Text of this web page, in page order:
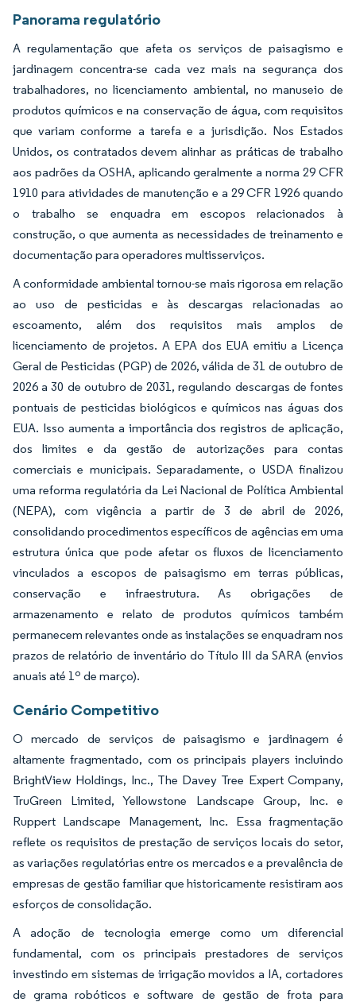
Panorama regulatório
A regulamentação que afeta os serviços de paisagismo e
jardinagem concentra-se cada vez mais na segurança dos
trabalhadores, no licenciamento ambiental, no manuseio de
produtos químicos e na conservação de água, com requisitos
que variam conforme a tarefa e a jurisdição. Nos Estados
Unidos, os contratados devem alinhar as práticas de trabalho
aos padrões da OSHA, aplicando geralmente a norma 29 CFR
1910 para atividades de manutenção e a 29 CFR 1926 quando
o trabalho se enquadra em escopos relacionados à
construção, o que aumenta as necessidades de treinamento e
documentação para operadores multisserviços.
A conformidade ambiental tornou-se mais rigorosa em relação
ao uso de pesticidas e às descargas relacionadas ao
escoamento, além dos requisitos mais amplos de
licenciamento de projetos. A EPA dos EUA emitiu a Licença
Geral de Pesticidas (PGP) de 2026, válida de 31 de outubro de
2026 a 30 de outubro de 2031, regulando descargas de fontes
pontuais de pesticidas biológicos e químicos nas águas dos
EUA. Isso aumenta a importância dos registros de aplicação,
dos limites e da gestão de autorizações para contas
comerciais e municipais. Separadamente, o USDA finalizou
uma reforma regulatória da Lei Nacional de Política Ambiental
(NEPA), com vigência a partir de 3 de abril de 2026,
consolidando procedimentos específicos de agências em uma
estrutura única que pode afetar os fluxos de licenciamento
vinculados a escopos de paisagismo em terras públicas,
conservação e infraestrutura. As obrigações de
armazenamento e relato de produtos químicos também
permanecem relevantes onde as instalações se enquadram nos
prazos de relatório de inventário do Título III da SARA (envios
anuais até 1º de março).
Cenário Competitivo
O mercado de serviços de paisagismo e jardinagem é
altamente fragmentado, com os principais players incluindo
BrightView Holdings, Inc., The Davey Tree Expert Company,
TruGreen Limited, Yellowstone Landscape Group, Inc. e
Ruppert Landscape Management, Inc. Essa fragmentação
reflete os requisitos de prestação de serviços locais do setor,
as variações regulatórias entre os mercados e a prevalência de
empresas de gestão familiar que historicamente resistiram aos
esforços de consolidação.
A adoção de tecnologia emerge como um diferencial
fundamental, com os principais prestadores de serviços
investindo em sistemas de irrigação movidos a IA, cortadores
de grama robóticos e software de gestão de frota para